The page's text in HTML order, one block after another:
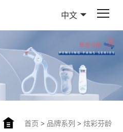
中文
首页 > 品牌系列 > 炫彩芬龄